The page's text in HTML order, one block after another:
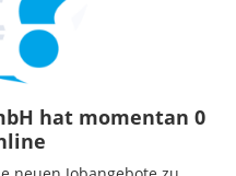
hat momentan 0